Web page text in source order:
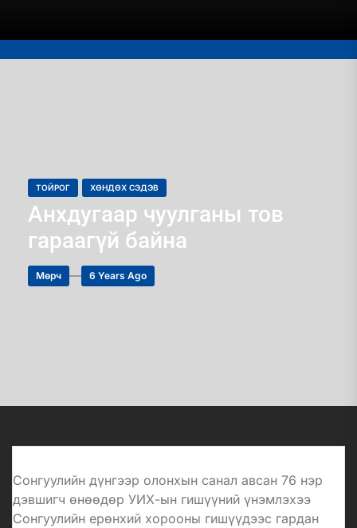
ТОЙРОГ ХӨНДӨХ СЭДЭВ
Анхдугаар чуулганы тов
гараагүй байна
Мөрч 6 Years Ago
Сонгуулийн дүнгээр олонхын санал авсан 76 нэр
дэвшигч өнөөдөр УИХ-ын гишүүний үнэмлэхээ
Сонгуулийн ерөнхий хорооны гишүүдээс гардан